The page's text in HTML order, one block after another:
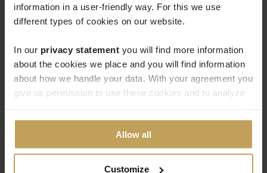
information in a user-friendly way. For this we use
different types of cookies on our website.
In our privacy statement you will find more information
about the cookies we place and you will find information
about how we handle your data. With your agreement you
give us permission to use these cookies and to analyze
Allow all
Customize
Wirklich Faulenzen
Abgerundete Ecken und eine niedrige, tiefe
Sitzfläche definieren bei Nivti Entspannung und
Komfort. Der Feinabstimmung des Sitzkomforts
Faulenzen ist nämlich nur mit der richtigen
Kombination aus Unterstützung und Weichheit